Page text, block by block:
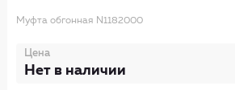
Муфта обгонная N1182000
Цена
Нет в наличии